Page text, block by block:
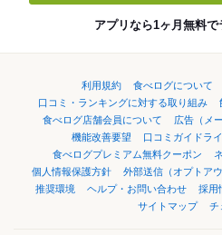
アプリなら1ヶ月無料で
利用規約 食べログについて
口コミ・ランキングに対する取り組み
食べログ店舗会員について
広告（メ
機能改善要望
口コミガイドラ
食べログプレミアム無料クーポン
個人情報保護方針
外部送信（オプトアウ
推奨環境
ヘルプ・お問い合わせ 採用
サイトマップ
チ